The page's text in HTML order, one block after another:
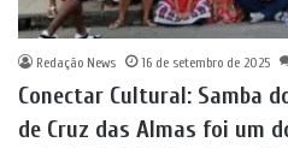
Redação News 16 de setembro de 2025
Conectar Cultural: Samba
de Cruz das Almas foi um